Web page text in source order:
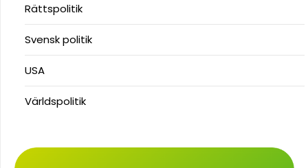
Rättspolitik
Svensk politik
USA
Världspolitik